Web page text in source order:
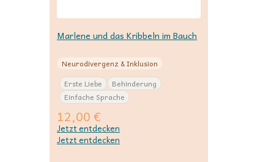
Marlene und das Kribbeln im Bauch
Neurodivergenz & Inklusion
Erste Liebe
Behinderung
Einfache Sprache
12,00€
Jetzt entdecken
Jetzt entdecken